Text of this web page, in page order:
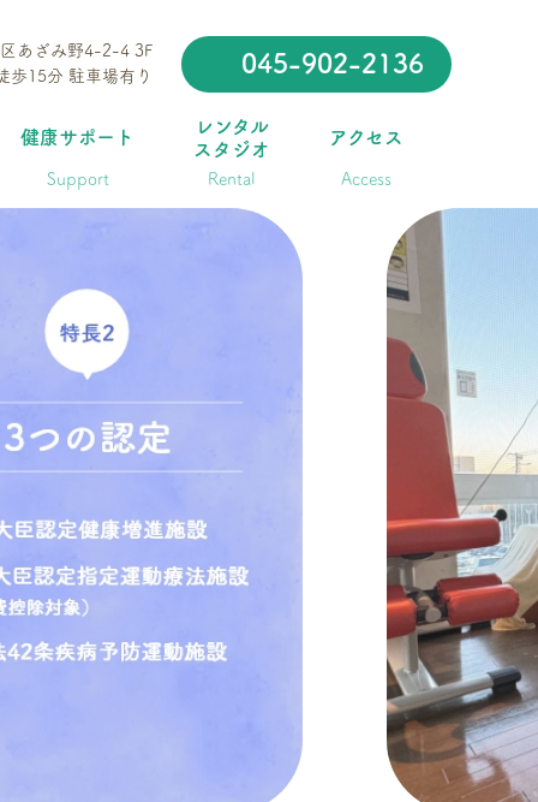
あざみ野4-2-4 3F
歩15分 駐車場有り
045-902-2136
健康サポート
Support
レンタル
スタジオ
Rental
アクセス
Access